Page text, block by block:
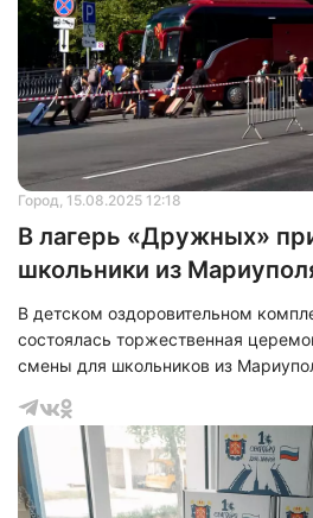
Город, 15.08.2025 12:18
В лагерь «Дружных»
школьники из
В детском оздоровительном
состоялась торжественная
смены для школьников из
Эта смена, получившая название
частью программы
Северную столицу приехали 399
школ и 20 педагогов,